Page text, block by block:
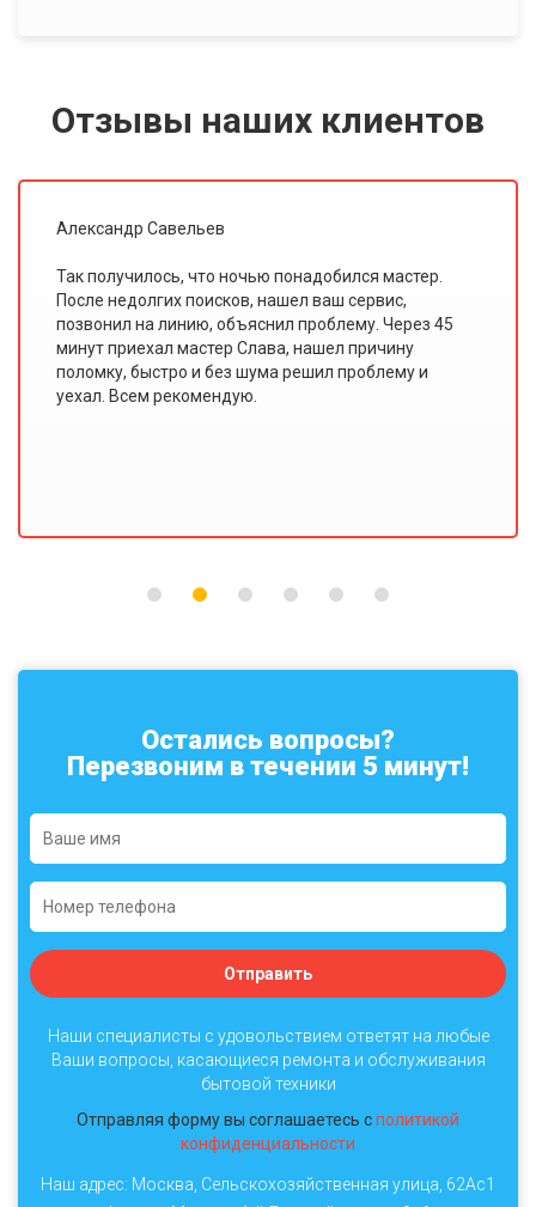
Отзывы наших клиентов
Иван Ольховский
Я всегда считал, что мастеры по ремонту плохо
знают свою работу. Этот сервис доказал мне
обратное. В "Доверии" работают именно
профессионалы, потому что такого качества
ремонта и сервиса я еще не видел!
Остались вопросы?
Перезвоним в течении 5 минут!
Отправить
Наши специалисты с удовольствием ответят на любые
Ваши вопросы, касающиеся ремонта и обслуживания
бытовой техники
Отправляя форму вы соглашаетесь сполитикой
конфиденциальности
Наш адрес: Москва, Сельскохозяйственная улица, 62Ас1